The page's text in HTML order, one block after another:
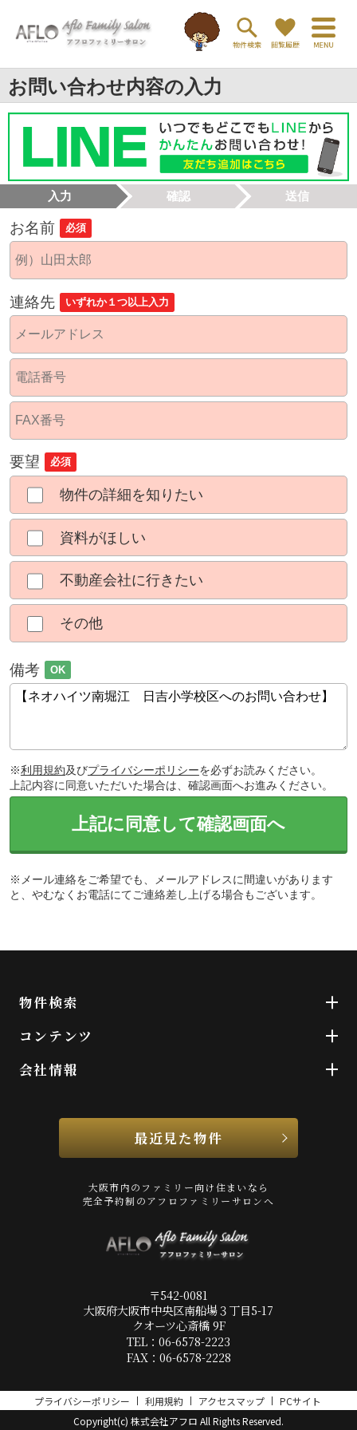
お問い合わせ内容の入力
入力 確認 送信
お名前 必須
連絡先 いずれか１つ以上入力
要望 必須
物件の詳細を知りたい
資料がほしい
不動産会社に行きたい
その他
備考 OK
※利用規約及びプライバシーポリシーを必ずお読みください。
上記内容に同意いただいた場合は、確認画面へお進みください。
上記に同意して確認画面へ
※メール連絡をご希望でも、メールアドレスに間違いがあります
と、やむなくお電話にてご連絡差し上げる場合もございます。
物件検索
コンテンツ
会社情報
最近見た物件
大阪市内のファミリー向け住まいなら
完全予約制のアフロファミリーサロンへ
〒542-0081
大阪府大阪市中央区南船場３丁目5-17
クオーツ心斎橋 9F
TEL：06-6578-2223
FAX：06-6578-2228
プライバシーポリシー 利用規約 アクセスマップ
PCサイト
Copyright(c) 株式会社アフロ All Rights Reserved.